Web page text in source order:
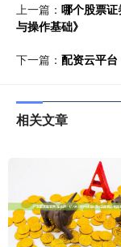
上一篇： 哪个股票
与操作基础》
下一篇： 配资云平
相关文章